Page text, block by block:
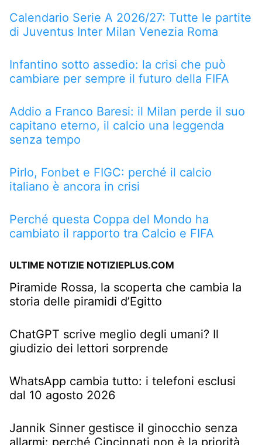
Calendario Serie A 2026/27: Tutte le partite
di Juventus Inter Milan Venezia Roma
Infantino sotto assedio: la crisi che può
cambiare per sempre il futuro della FIFA
Addio a Franco Baresi: il Milan perde il suo
capitano eterno, il calcio una leggenda
senza tempo
Pirlo, Fonbet e FIGC: perché il calcio
italiano è ancora in crisi
Perché questa Coppa del Mondo ha
cambiato il rapporto tra Calcio e FIFA
ULTIME NOTIZIE NOTIZIEPLUS.COM
Piramide Rossa, la scoperta che cambia la
storia delle piramidi d’Egitto
ChatGPT scrive meglio degli umani? Il
giudizio dei lettori sorprende
WhatsApp cambia tutto: i telefoni esclusi
dal 10 agosto 2026
Jannik Sinner gestisce il ginocchio senza
allarmi: perché Cincinnati non è la priorità